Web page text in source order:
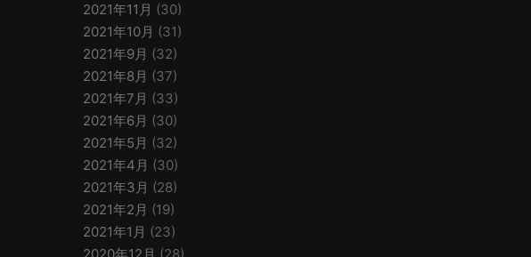
2021年11月 (30)
2021年10月 (31)
2021年9月 (32)
2021年8月 (37)
2021年7月 (33)
2021年6月 (30)
2021年5月 (32)
2021年4月 (30)
2021年3月 (28)
2021年2月 (19)
2021年1月 (23)